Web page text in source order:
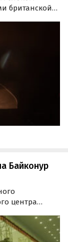
британской
Байконур
центра
ракет-